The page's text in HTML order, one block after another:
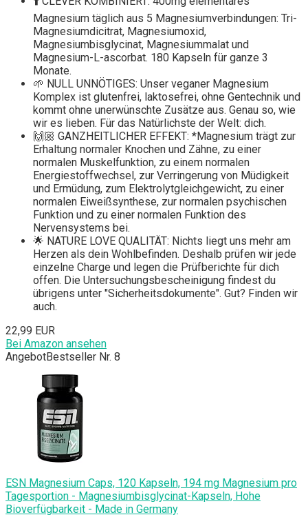
Magnesium täglich aus 5 Magnesiumverbindungen: Tri-
Magnesiumdicitrat, Magnesiumoxid,
Magnesiumbisglycinat, Magnesiummalat und
Magnesium-L-ascorbat. 180 Kapseln für ganze 3
Monate.
🌱 NULL UNNÖTIGES: Unser veganer Magnesium
Komplex ist glutenfrei, laktosefrei, ohne Gentechnik und
kommt ohne unerwünschte Zusätze aus. Genau so, wie
wir es lieben. Für das Natürlichste der Welt: dich.
🙌🏼 GANZHEITLICHER EFFEKT: *Magnesium trägt zur
Erhaltung normaler Knochen und Zähne, zu einer
normalen Muskelfunktion, zu einem normalen
Energiestoffwechsel, zur Verringerung von Müdigkeit
und Ermüdung, zum Elektrolytgleichgewicht, zu einer
normalen Eiweißsynthese, zur normalen psychischen
Funktion und zu einer normalen Funktion des
Nervensystems bei.
🌟 NATURE LOVE QUALITÄT: Nichts liegt uns mehr am
Herzen als dein Wohlbefinden. Deshalb prüfen wir jede
einzelne Charge und legen die Prüfberichte für dich
offen. Die Untersuchungsbescheinigung findest du
übrigens unter "Sicherheitsdokumente". Gut? Finden wir
auch.
22,99 EUR
Bei Amazon ansehen
AngebotBestseller Nr. 8
ESN Magnesium Caps, 120 Kapseln, 194 mg Magnesium pro
Tagesportion - Magnesiumbisglycinat-Kapseln, Hohe
Bioverfügbarkeit - Made in Germany